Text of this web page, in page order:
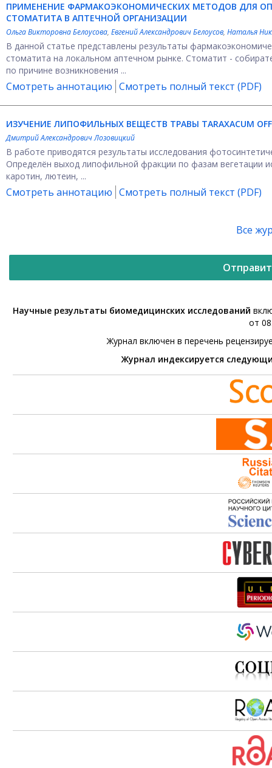
ПРИМЕНЕНИЕ ФАРМАКОЭКОНОМИЧЕСКИХ МЕТОДОВ ДЛЯ
СТОМАТИТА В АПТЕЧНОЙ ОРГАНИЗАЦИИ
Ольга Викторовна Белоусова, Евгений Александрович Белоусов, Наталья
В данной статье представлены результаты
стоматита на локальном аптечном рынке. Стоматит -
по причине возникновения ...
Смотреть аннотацию Смотреть полный текст (PDF)
ИЗУЧЕНИЕ ЛИПОФИЛЬНЫХ ВЕЩЕСТВ ТРАВЫ TARAXACUM
Дмитрий Александрович Лозовицкий
В работе приводятся результаты исследования
Определён выход липофильной фракции по фазам вегетации
каротин, лютеин, ...
Смотреть аннотацию Смотреть полный текст (PDF)
Все
Научные результаты биомедицинских исследований
от
Журнал включен в перечень
Журнал индексируется